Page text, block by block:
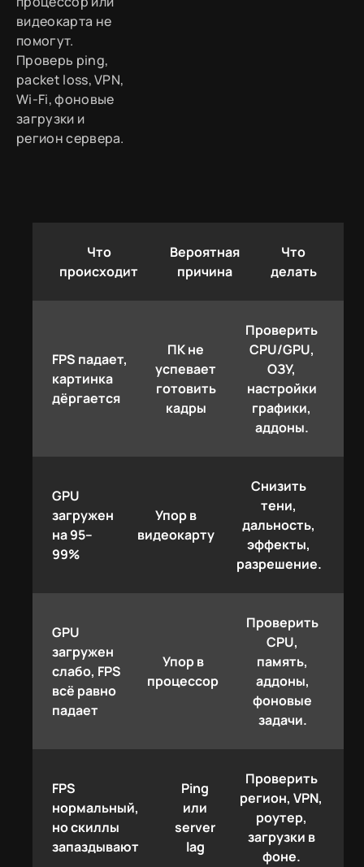
видеокарта не
помогут.
Проверь ping,
packet loss, VPN,
Wi-Fi, фоновые
загрузки и
регион сервера.
Что
происходит
Вероятная
причина
Что
делать
FPS падает,
картинка
дёргается
ПК не
успевает
готовить
кадры
Проверить
CPU/GPU,
ОЗУ,
настройки
графики,
аддоны.
GPU
загружен
на 95–
99%
Упор в
видеокарту
Снизить
тени,
дальность,
эффекты,
разрешение.
GPU
загружен
слабо, FPS
всё равно
падает
Упор в
процессор
Проверить
CPU,
память,
аддоны,
фоновые
задачи.
FPS
нормальный,
но скиллы
запаздывают
Ping
или
server
lag
Проверить
регион, VPN,
роутер,
загрузки в
фоне.